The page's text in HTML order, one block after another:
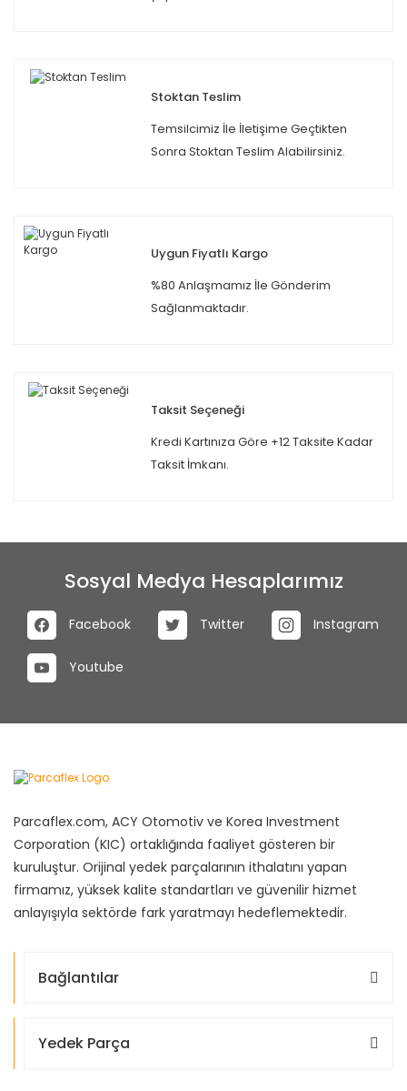
Stoktan Teslim
Temsilcimiz İle İletişime Geçtikten
Sonra Stoktan Teslim Alabilirsiniz.
Uygun Fiyatlı Kargo
%80 Anlaşmamız İle Gönderim
Sağlanmaktadır.
Taksit Seçeneği
Kredi Kartınıza Göre +12 Taksite Kadar
Taksit İmkanı.
Sosyal Medya Hesaplarımız
Facebook Twitter Instagram
Youtube
Parcaflex.com, ACY Otomotiv ve Korea Investment
Corporation (KIC) ortaklığında faaliyet gösteren bir
kuruluştur. Orijinal yedek parçalarının ithalatını yapan
firmamız, yüksek kalite standartları ve güvenilir hizmet
anlayışıyla sektörde fark yaratmayı hedeflemektedir.
Bağlantılar
Yedek Parça